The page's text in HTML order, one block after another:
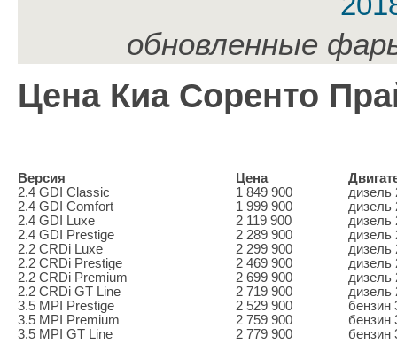
обновленные
Цена Киа Соренто
Версия Цена
2.4 GDI Classic
1 849 900
дизель
2.4 GDI Comfort
1 999 900
дизель
2.4 GDI Luxe
2 119 900
дизель
2.4 GDI Prestige
2 289 900
дизель
2.2 CRDi Luxe
2 299 900
дизель
2.2 CRDi Prestige
2 469 900
дизель
2.2 CRDi Premium
2 699 900
дизель
2.2 CRDi GT Line
2 719 900
дизель
3.5 MPI Prestige
2 529 900
бензин
3.5 MPI Premium
2 759 900
бензин
3.5 MPI GT Line
2 779 900 бензин